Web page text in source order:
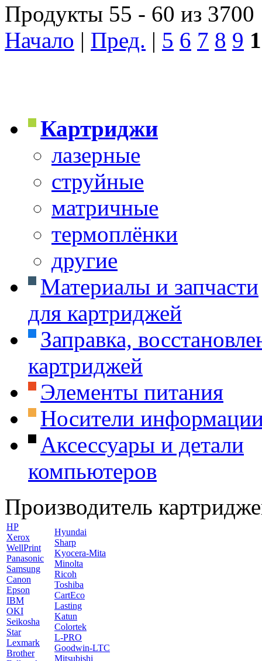
Продукты 55 - 60 из 3700
Начало | Пред. | 5 6 7 8 9
Картриджи
лазерные
струйные
матричные
термоплёнки
другие
Материалы и запчасти
для картриджей
Заправка,
картриджей
Элементы питания
Носители
Аксессуары и детали
компьютеров
Производитель
HP
Xerox
WellPrint
Panasonic
Samsung
Canon
Epson
IBM
OKI
Seikosha
Star
Lexmark
Brother
Hyundai
Sharp
Kyocera-Mita
Minolta
Ricoh
Toshiba
CartEco
Lasting
Katun
Colortek
L-PRO
Goodwin-LTC
Mitsubishi